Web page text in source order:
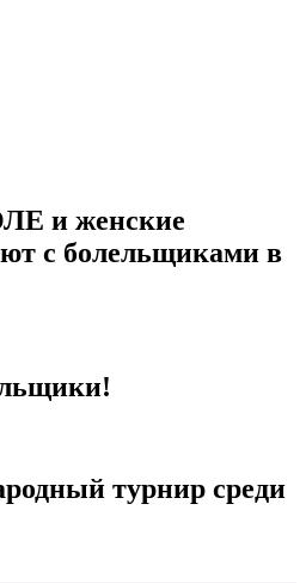
и женские
с болельщиками в
турнир среди